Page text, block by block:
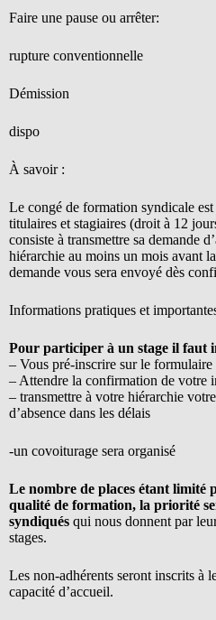
Faire une pause ou arrêter:
rupture conventionnelle
Démission
dispo
À savoir :
Le congé de formation syndicale
titulaires et stagiaires (droit à 12
consiste à transmettre sa demande
hiérarchie au moins un mois avant
demande vous sera envoyé dès
Informations pratiques et
Pour participer à un stage il faut
– Vous pré-inscrire sur le formulaire
– Attendre la confirmation de votre
– transmettre à votre hiérarchie
d’absence dans les délais
-un covoiturage sera organisé
Le nombre de places étant limité
qualité de formation, la priorité
syndiqués qui nous donnent par
stages.
Les non-adhérents seront inscrits à
capacité d’accueil.